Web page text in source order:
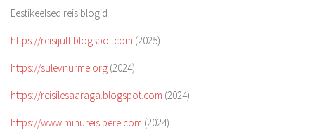
Eestikeelsed reisiblogid
https://reisijutt.blogspot.com (2025)
https://sulevnurme.org (2024)
https://reisilesaaraga.blogspot.com (2024)
https://www.minureisipere.com (2024)